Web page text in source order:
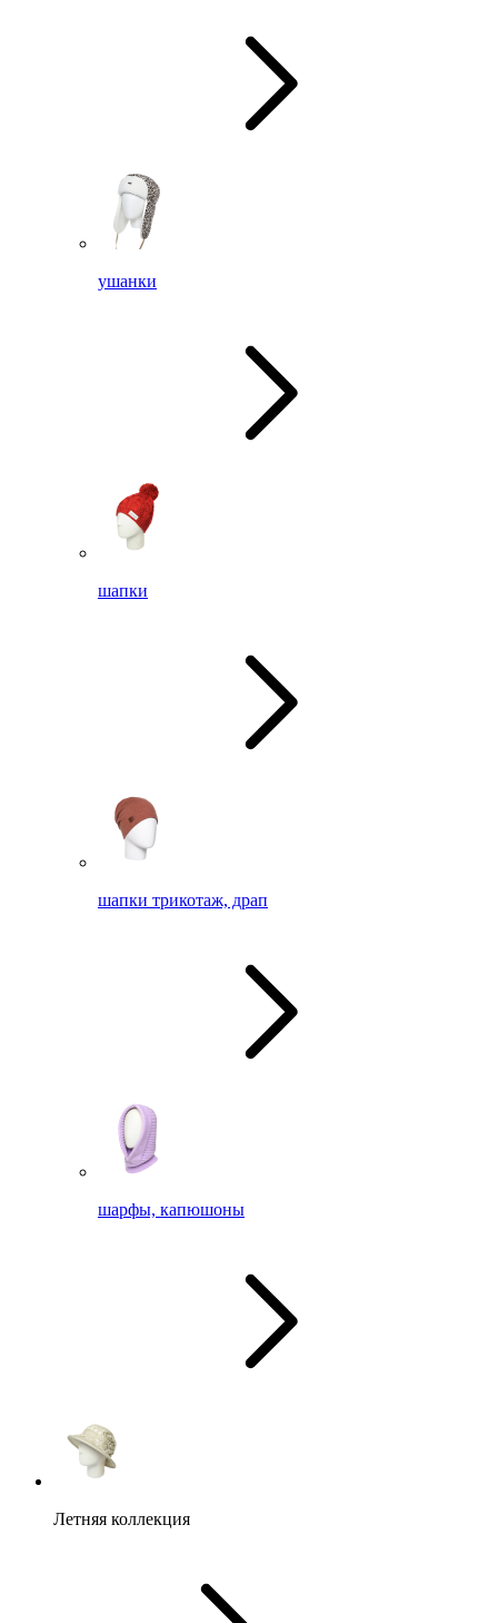
ушанки
шапки
шапки трикотаж, драп
шарфы, капюшоны
Летняя коллекция